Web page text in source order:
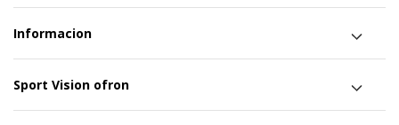
Informacion
Sport Vision ofron